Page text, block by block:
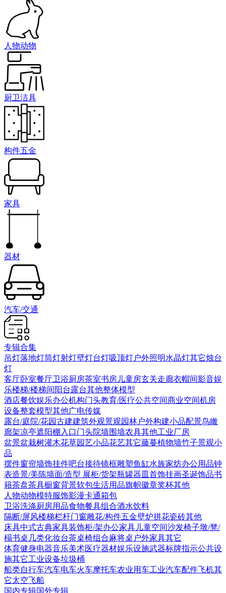
人物动物
厨卫洁具
构件五金
家具
器材
汽车/交通
专辑合集
吊灯落地灯筒灯射灯壁灯台灯吸顶灯户外照明水晶灯其它烛台
灯
客厅卧室餐厅卫浴厨房茶室书房 儿童房玄关走廊衣帽间影音娱
乐楼梯/楼梯间 阳台露台其他整体模型
酒店餐饮娱乐办公机构门头教育/医疗公共空间商业空间机房
设备整套模型其他广电传媒
露台/庭院/花园古建建筑外观景观园林户外构建小品配景鸟瞰
廊架凉亭遮阳棚 入口门头院墙围墙农具其他工业厂房
盆景盆栽树灌木花草园艺小品花艺其它藤蔓植物墙竹子景观小
品
摆件窗帘墙饰挂件吧台接待镜框雕塑鱼缸水族家纺办公用品钟
表造景/美陈墙面/造型 展柜/货架瓶罐器皿 首饰挂画圣诞饰品书
籍茶盘茶具橱窗背景软包生活用品旗帜徽章奖杯其他
人物动物模特服饰影漫卡通箱包
卫浴洗涤厨房用品食物餐具组合酒水饮料
隔断/屏风楼梯栏杆门窗雕花/构件五金壁炉拼花瓷砖其他
床具中式古典家具装饰柜/架办公家具 儿童空间沙发椅子墩/凳/
榻书桌 几类化妆台茶桌椅组合麻将桌 户外家具其它
体育健身电器音乐美术医疗器材娱乐设施武器标牌指示公共设
施其它工业设备垃圾桶
船类自行车汽车电车火车摩托车农业用车工业汽车配件飞机其
它太空飞船
国内专辑国外专辑